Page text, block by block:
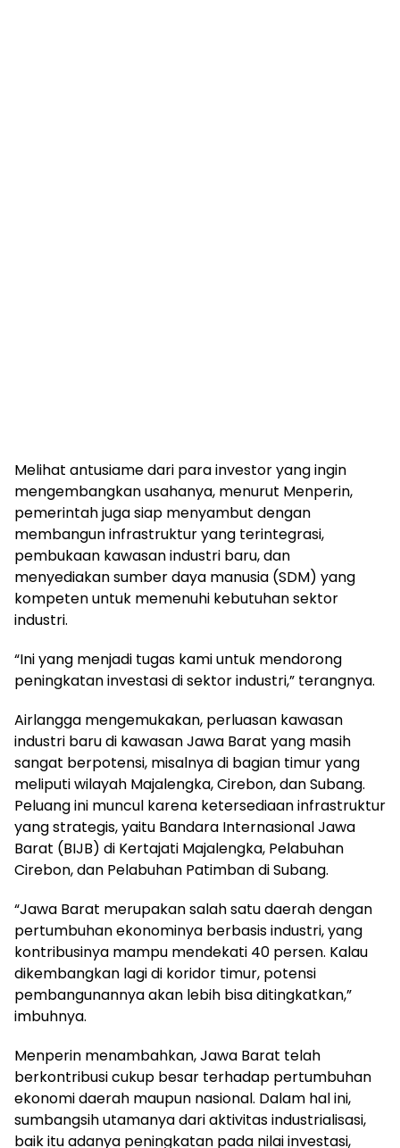
Melihat antusiame dari para investor yang ingin
mengembangkan usahanya, menurut Menperin,
pemerintah juga siap menyambut dengan
membangun infrastruktur yang terintegrasi,
pembukaan kawasan industri baru, dan
menyediakan sumber daya manusia (SDM) yang
kompeten untuk memenuhi kebutuhan sektor
industri.
“Ini yang menjadi tugas kami untuk mendorong
peningkatan investasi di sektor industri,” terangnya.
Airlangga mengemukakan, perluasan kawasan
industri baru di kawasan Jawa Barat yang masih
sangat berpotensi, misalnya di bagian timur yang
meliputi wilayah Majalengka, Cirebon, dan Subang.
Peluang ini muncul karena ketersediaan infrastruktur
yang strategis, yaitu Bandara Internasional Jawa
Barat (BIJB) di Kertajati Majalengka, Pelabuhan
Cirebon, dan Pelabuhan Patimban di Subang.
“Jawa Barat merupakan salah satu daerah dengan
pertumbuhan ekonominya berbasis industri, yang
kontribusinya mampu mendekati 40 persen. Kalau
dikembangkan lagi di koridor timur, potensi
pembangunannya akan lebih bisa ditingkatkan,”
imbuhnya.
Menperin menambahkan, Jawa Barat telah
berkontribusi cukup besar terhadap pertumbuhan
ekonomi daerah maupun nasional. Dalam hal ini,
sumbangsih utamanya dari aktivitas industrialisasi,
baik itu adanya peningkatan pada nilai investasi,